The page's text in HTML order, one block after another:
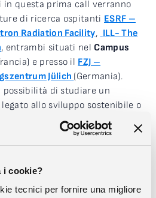
i cookie?
tecnici per fornire una migliore
in questa prima call verranno
di ricerca ospitanti ESRF –
Radiation Facility, ILL- The
, entrambi situati nel Campus
e presso il FZJ –
Jülich (Germania).
di studiare un
allo sviluppo sostenibile o
e di apprendere alcune
disponibili presso la loro
ospitante.
prevista a partire da febbraio